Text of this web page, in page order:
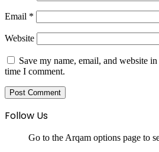
Email *
Website
Save my name, email, and website
time I comment.
Follow Us
Go to the Arqam options page to